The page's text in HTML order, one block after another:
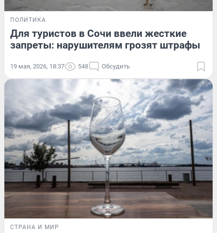
ПОЛИТИКА
Для туристов в Сочи ввели жесткие
запреты: нарушителям грозят штрафы
19 мая, 2026, 18:37 548 Обсудить
СТРАНА И МИР